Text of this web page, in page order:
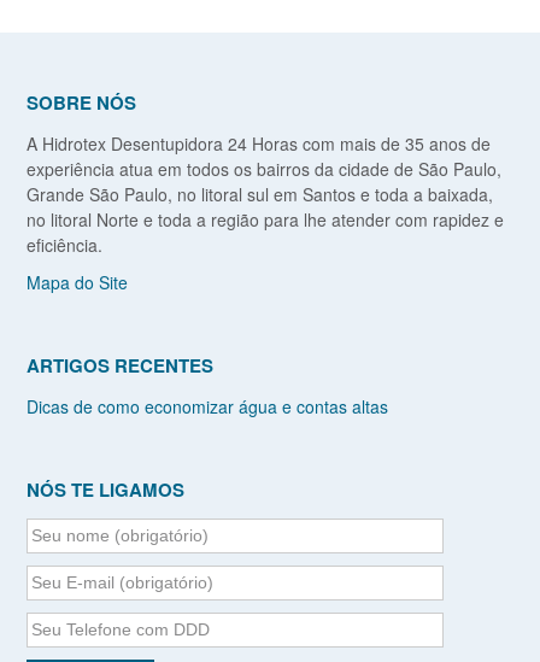
SOBRE NÓS
A Hidrotex Desentupidora 24 Horas com mais de 35 anos de
experiência atua em todos os bairros da cidade de São Paulo,
Grande São Paulo, no litoral sul em Santos e toda a baixada,
no litoral Norte e toda a região para lhe atender com rapidez e
eficiência.
Mapa do Site
ARTIGOS RECENTES
Dicas de como economizar água e contas altas
NÓS TE LIGAMOS